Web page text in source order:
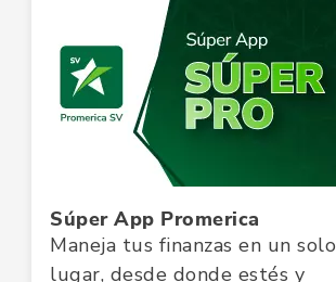
Súper App Promerica
Maneja tus finanzas en un solo
lugar, desde donde estés y